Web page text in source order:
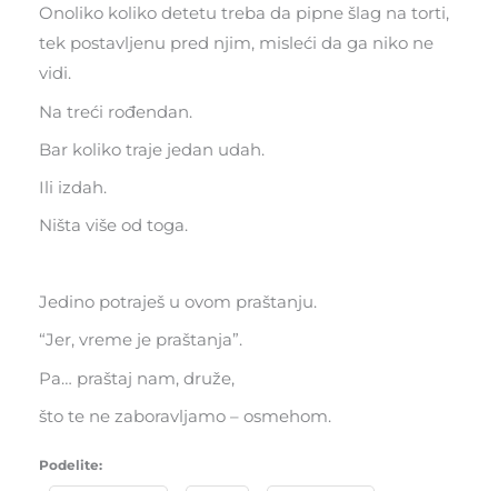
Onoliko koliko detetu treba da pipne šlag na torti,
tek postavljenu pred njim, misleći da ga niko ne
vidi.
Na treći rođendan.
Bar koliko traje jedan udah.
Ili izdah.
Ništa više od toga.
Jedino potraješ u ovom praštanju.
“Jer, vreme je praštanja”.
Pa… praštaj nam, druže,
što te ne zaboravljamo – osmehom.
Podelite: